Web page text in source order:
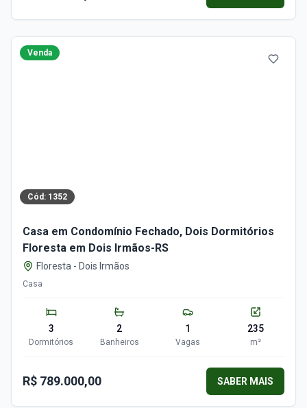
Venda
Cód: 1352
Casa em Condomínio Fechado, Dois Dormitórios
Floresta em Dois Irmãos-RS
Floresta - Dois Irmãos
Casa
3
Dormitórios
2
Banheiros
1
Vagas
235
m²
R$ 789.000,00 SABER MAIS